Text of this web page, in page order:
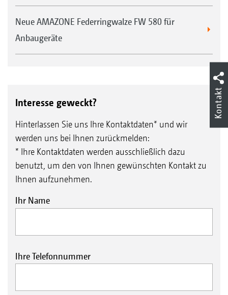
Neue AMAZONE Federringwalze FW 580 für
Anbaugeräte
Interesse geweckt?
Hinterlassen Sie uns Ihre Kontaktdaten* und wir
werden uns bei Ihnen zurückmelden:
* Ihre Kontaktdaten werden ausschließlich dazu
benutzt, um den von Ihnen gewünschten Kontakt zu
Ihnen aufzunehmen.
Ihr Name
Ihre Telefonnummer
Kontakt